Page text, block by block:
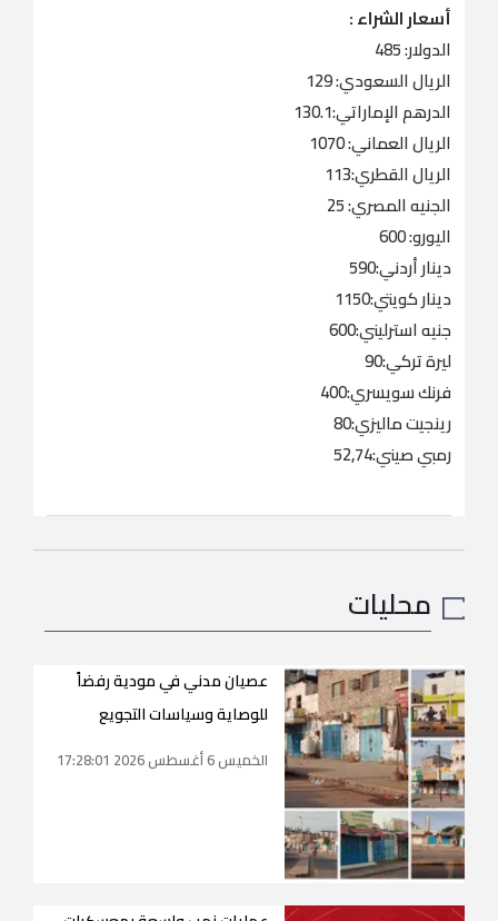
أسعار الشراء :
الدولار: 485
الريال السعودي: 129
الدرهم الإماراتي:130.1
الريال العماني: 1070
الريال القطري:113
الجنيه المصري: 25
اليورو: 600
دينار أردني:590
دينار كويتي:1150
جنيه استرليني:600
ليرة تركي:90
فرنك سويسري:400
رينجيت ماليزي:80
رمبي صيني:52,74
محليات
عصيان مدني في مودية رفضاً
للوصاية وسياسات التجويع
الخميس 6 أغسطس 2026 17:28:01